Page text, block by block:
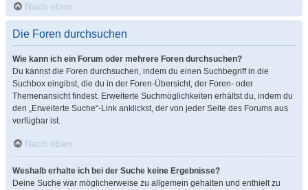
Nach oben
Die Foren durchsuchen
Wie kann ich ein Forum oder mehrere Foren durchsuchen?
Du kannst die Foren durchsuchen, indem du einen Suchbegriff in die
Suchbox eingibst, die du in der Foren-Übersicht, der Foren- oder
Themenansicht findest. Erweiterte Suchmöglichkeiten erhältst du, indem du
den „Erweiterte Suche“-Link anklickst, der von jeder Seite des Forums aus
verfügbar ist.
Nach oben
Weshalb erhalte ich bei der Suche keine Ergebnisse?
Deine Suche war möglicherweise zu allgemein gehalten und enthielt zu